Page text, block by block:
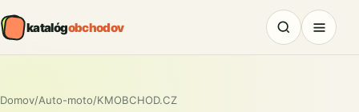
katalógobchodov
Domov/Auto-moto/KMOBCHOD.CZ